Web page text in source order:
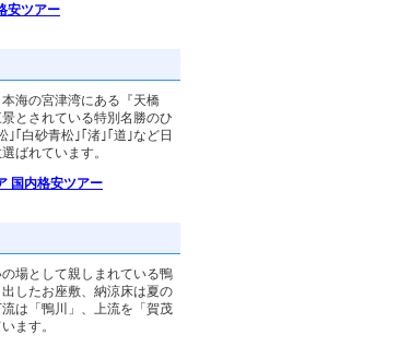
安ツアー
海の宮津湾にある『天橋
とされている特別名勝のひ
｣｢白砂青松｣｢渚｣｢道｣など日
ばれています。
国内格安ツアー
場として親しまれている鴨
したお座敷、納涼床は夏の
は「鴨川」、上流を「賀茂
ます。